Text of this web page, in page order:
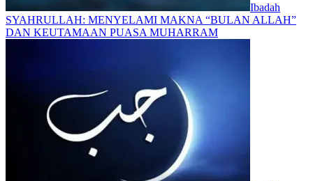
Ibadah
SYAHRULLAH: MENYELAMI MAKNA “BULAN ALLAH”
DAN KEUTAMAAN PUASA MUHARRAM